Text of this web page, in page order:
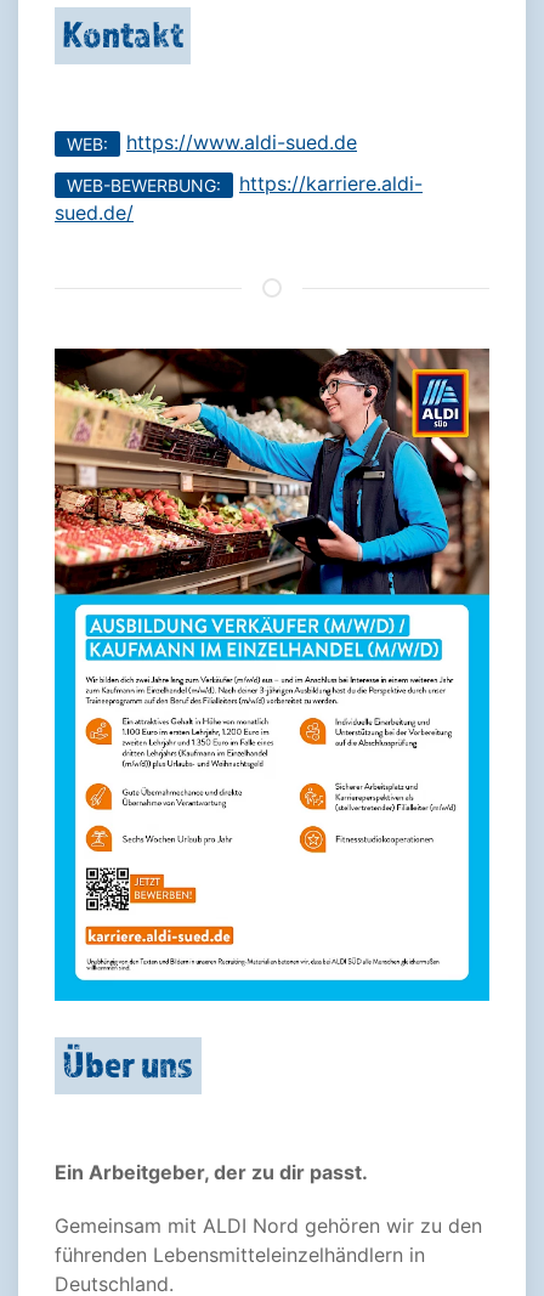
Kontakt
WEB: https://www.aldi-sued.de
WEB-BEWERBUNG:
https://karriere.aldi-
sued.de/
Über uns
Ein Arbeitgeber, der zu dir passt.
Gemeinsam mit ALDI Nord gehören wir zu den
führenden Lebensmitteleinzelhändlern in
Deutschland.